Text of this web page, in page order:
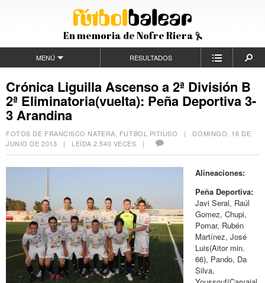
En memoria de Nofre Riera
MENÚ RESULTADOS
Crónica Liguilla Ascenso a 2ª División B
2ª Eliminatoria(vuelta): Peña Deportiva 3-
3 Arandina
FOTOS DE FRANCISCO NATERA, FUTBOL PITIUSO | DOMINGO, 16 DE
JUNIO DE 2013 | LEÍDA 2.540 VECES |
Alineaciones:
Peña Deportiva:
Javi Seral, Raúl
Gomez, Chupi,
Pomar, Rubén
Martínez, José
Luis(Aitor min.
66), Pando, Da
Silva,